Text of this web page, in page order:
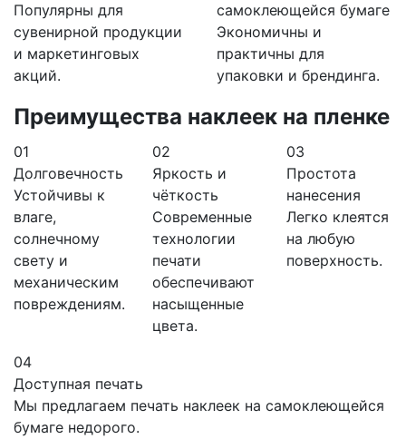
Популярны для
сувенирной продукции
и маркетинговых
акций.
самоклеющейся бумаге
Экономичны и
практичны для
упаковки и брендинга.
Преимущества наклеек на пленке
01
Долговечность
Устойчивы к
влаге,
солнечному
свету и
механическим
повреждениям.
02
Яркость и
чёткость
Современные
технологии
печати
обеспечивают
насыщенные
цвета.
03
Простота
нанесения
Легко клеятся
на любую
поверхность.
04
Доступная печать
Мы предлагаем печать наклеек на самоклеющейся
бумаге недорого.